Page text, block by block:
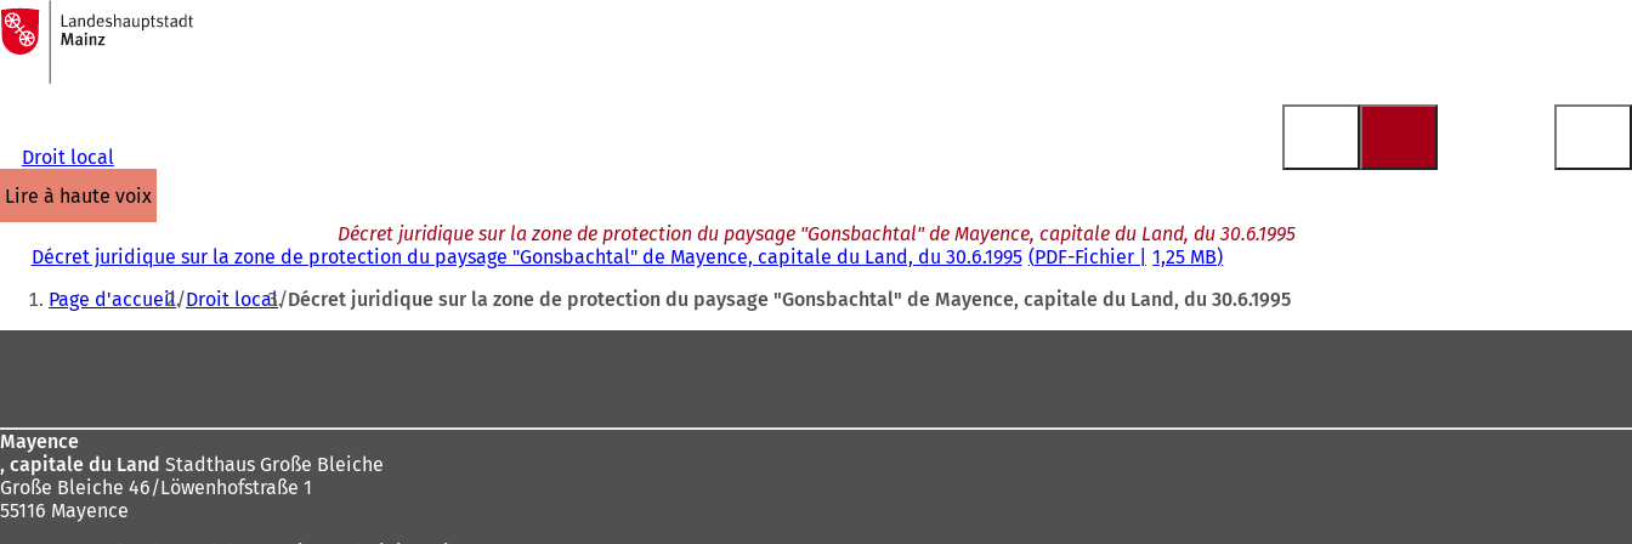
Accéder au contenu
Vers
la
page
d'accueil
Droit local
lire à haute voix
Décret juridique sur la zone de protection du paysage "Gonsbachtal" de Mayence, capitale du Land, du 30.6.1995
Décret juridique sur la zone de protection du paysage "Gonsbachtal" de Mayence, capitale du Land, du 30.6.1995 PDF-Fichier 1,25 MB
Vous
êtes
Page d'accueil Droit local Décret juridique sur la zone de protection du paysage "Gonsbachtal" de Mayence, capitale du Land, du 30.6.1995
Mayence
, capitale du Land Stadthaus Große Bleiche
Große Bleiche 46/Löwenhofstraße 1
55116 Mayence